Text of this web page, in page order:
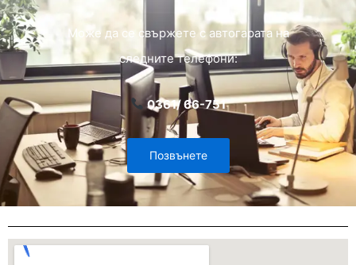
Може да се свържете с автогарата на
следните телефони:
0361/ 66-751
Позвънете